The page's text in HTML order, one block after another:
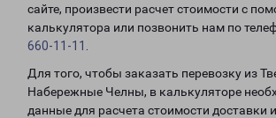
сайте, произвести расчет стоимости с
калькулятора или позвонить нам по
660-11-11
Для того, чтобы заказать перевозку из
Набережные Челны, в калькуляторе
данные для расчета стоимости доставки